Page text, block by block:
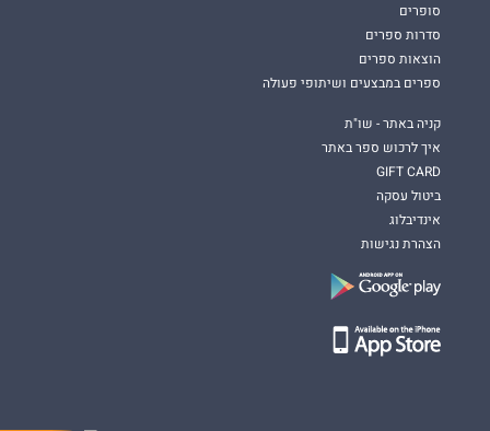
סופרים
סדרות ספרים
הוצאות ספרים
ספרים במבצעים ושיתופי פעולה
קניה באתר - שו"ת
איך לרכוש ספר באתר
GIFT CARD
ביטול עסקה
אינדיבלוג
הצהרת נגישות